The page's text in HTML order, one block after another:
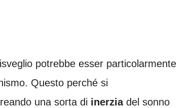
potrebbe esser particolarmente
Questo perché si
una sorta di inerziadel sonno